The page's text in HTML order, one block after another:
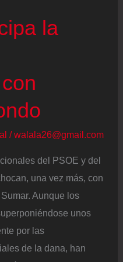
la
/walala26@gmail.com
del PSOE y del
una vez más, con
Aunque los
unos
por las
de la dana, han